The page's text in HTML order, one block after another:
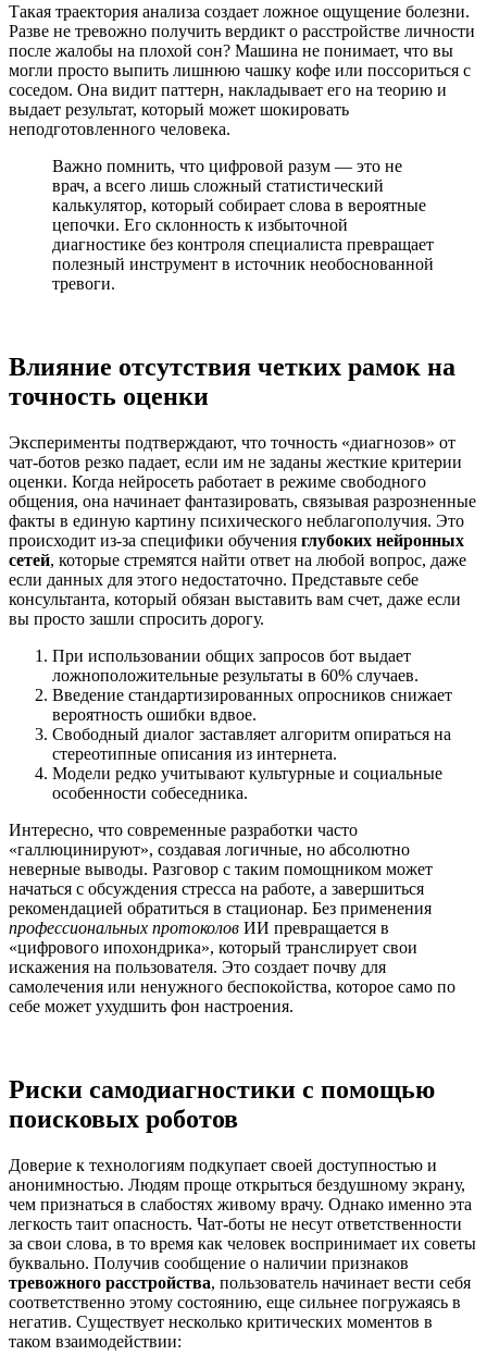
Такая траектория анализа создает ложное ощущение болезни.
Разве не тревожно получить вердикт о расстройстве личности
после жалобы на плохой сон? Машина не понимает, что вы
могли просто выпить лишнюю чашку кофе или поссориться с
соседом. Она видит паттерн, накладывает его на теорию и
выдает результат, который может шокировать
неподготовленного человека.
Важно помнить, что цифровой разум — это не
врач, а всего лишь сложный статистический
калькулятор, который собирает слова в вероятные
цепочки. Его склонность к избыточной
диагностике без контроля специалиста превращает
полезный инструмент в источник необоснованной
тревоги.
Влияние отсутствия четких рамок на
точность оценки
Эксперименты подтверждают, что точность «диагнозов» от
чат-ботов резко падает, если им не заданы жесткие критерии
оценки. Когда нейросеть работает в режиме свободного
общения, она начинает фантазировать, связывая разрозненные
факты в единую картину психического неблагополучия. Это
происходит из-за специфики обучения глубоких нейронных
сетей, которые стремятся найти ответ на любой вопрос, даже
если данных для этого недостаточно. Представьте себе
консультанта, который обязан выставить вам счет, даже если
вы просто зашли спросить дорогу.
При использовании общих запросов бот выдает
ложноположительные результаты в 60% случаев.
Введение стандартизированных опросников снижает
вероятность ошибки вдвое.
Свободный диалог заставляет алгоритм опираться на
стереотипные описания из интернета.
Модели редко учитывают культурные и социальные
особенности собеседника.
Интересно, что современные разработки часто
«галлюцинируют», создавая логичные, но абсолютно
неверные выводы. Разговор с таким помощником может
начаться с обсуждения стресса на работе, а завершиться
рекомендацией обратиться в стационар. Без применения
профессиональных протоколов ИИ превращается в
«цифрового ипохондрика», который транслирует свои
искажения на пользователя. Это создает почву для
самолечения или ненужного беспокойства, которое само по
себе может ухудшить фон настроения.
Риски самодиагностики с помощью
поисковых роботов
Доверие к технологиям подкупает своей доступностью и
анонимностью. Людям проще открыться бездушному экрану,
чем признаться в слабостях живому врачу. Однако именно эта
легкость таит опасность. Чат-боты не несут ответственности
за свои слова, в то время как человек воспринимает их советы
буквально. Получив сообщение о наличии признаков
тревожного расстройства, пользователь начинает вести себя
соответственно этому состоянию, еще сильнее погружаясь в
негатив. Существует несколько критических моментов в
таком взаимодействии: